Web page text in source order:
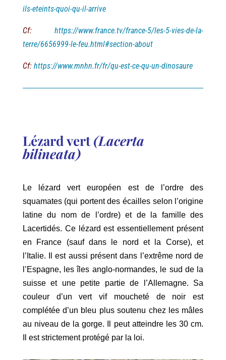
ils-eteints-quoi-qu-il-arrive
Cf:https://www.france.tv/france-5/les-5-vies-de-la-
terre/6656999-le-feu.html#section-about
Cf: https://www.mnhn.fr/fr/qu-est-ce-qu-un-dinosaure
Lézard vert (Lacerta
bilineata)
Le lézard vert européen est de l’ordre des
squamates (qui portent des écailles selon l’origine
latine du nom de l’ordre) et de la famille des
Lacertidés. Ce lézard est essentiellement présent
en France (sauf dans le nord et la Corse), et
l’Italie. Il est aussi présent dans l’extrême nord de
l’Espagne, les îles anglo-normandes, le sud de la
suisse et une petite partie de l’Allemagne. Sa
couleur d’un vert vif moucheté de noir est
complétée d’un bleu plus soutenu chez les mâles
au niveau de la gorge. Il peut atteindre les 30 cm.
Il est strictement protégé par la loi.